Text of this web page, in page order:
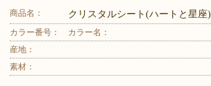
商品名： クリスタルシート(ハートと星座)
カラー番号：
カラー名：
産地：
素材：